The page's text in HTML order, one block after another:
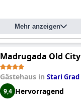
Mehr anzeigen
Madrugada Old City
Gästehaus in Stari Grad
9,4 Hervorragend